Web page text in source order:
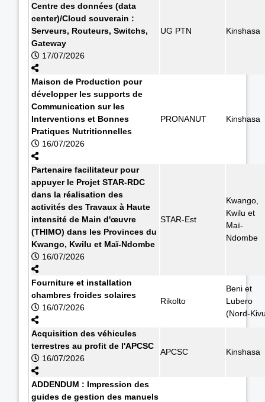
Centre des données (data
center)/Cloud souverain :
Serveurs, Routeurs, Switchs,
Gateway
17/07/2026
UG PTN Kinshasa
Maison de Production pour
développer les supports de
Communication sur les
Interventions et Bonnes
Pratiques Nutritionnelles
16/07/2026
PRONANUT Kinshasa
Partenaire facilitateur pour
appuyer le Projet STAR-RDC
dans la réalisation des
activités des Travaux à Haute
intensité de Main d'œuvre
(THIMO) dans les Provinces du
Kwango, Kwilu et Maï-Ndombe
16/07/2026
STAR-Est
Kwango,
Kwilu et
Maï-
Ndombe
Fourniture et installation
chambres froides solaires
16/07/2026
Rikolto
Beni et
Lubero
(Nord-
Acquisition des véhicules
terrestres au profit de l'APCSC
16/07/2026
APCSC Kinshasa
ADDENDUM : Impression des
guides de gestion des manuels